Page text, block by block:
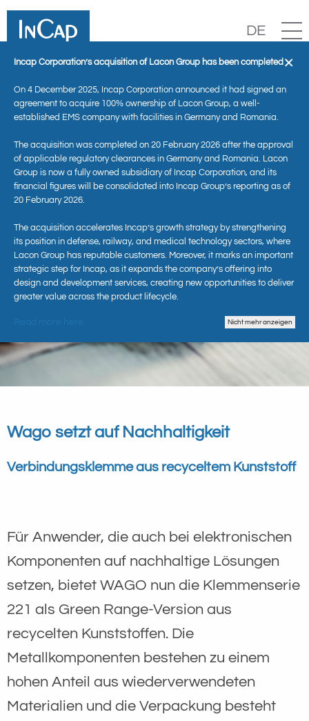
DE
Aktuelles
Wago setzt auf Nachhaltigkeit
Verbindungsklemme aus recyceltem Kunststoff
Für Anwender, die auch bei elektronischen
Komponenten auf nachhaltige Lösungen
setzen, bietet WAGO nun die Klemmenserie
221 als Green Range-Version aus
recycelten Kunststoffen. Die
Metallkomponenten bestehen zu einem
hohen Anteil aus wiederverwendeten
Materialien und die Verpackung besteht
×
Incap Corporation’s acquisition of Lacon Group has been completed
On 4 December 2025, Incap Corporation announced it had signed an
agreement to acquire 100% ownership of Lacon Group, a well-
established EMS company with facilities in Germany and Romania.
The acquisition was completed on 20 February 2026 after the approval
of applicable regulatory clearances in Germany and Romania. Lacon
Group is now a fully owned subsidiary of Incap Corporation, and its
financial figures will be consolidated into Incap Group’s reporting as of
20 February 2026.
The acquisition accelerates Incap’s growth strategy by strengthening
its position in defense, railway, and medical technology sectors, where
Lacon Group has reputable customers. Moreover, it marks an important
strategic step for Incap, as it expands the company’s offering into
design and development services, creating new opportunities to deliver
greater value across the product lifecycle.
Nicht mehr anzeigen